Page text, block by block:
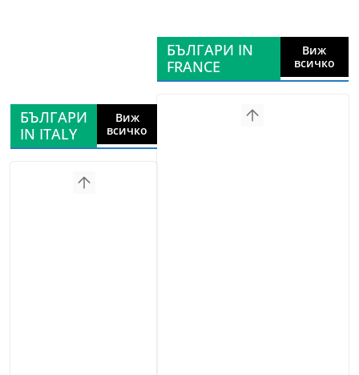
БЪЛГАРИ
IN ITALY
Виж
всичко
БЪЛГАРИ IN
FRANCE
Виж
всичко